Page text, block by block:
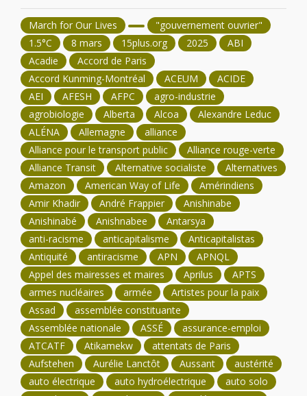
March for Our Lives
"gouvernement ouvrier"
1.5°C
8 mars 15plus.org 2025
ABI
Acadie
Accord de Paris
Accord Kunming-Montréal
ACEUM
ACIDE
AEI
AFESH AFPC
agro-industrie
agrobiologie
Alberta Alcoa
Alexandre Leduc
ALÉNA
Allemagne
alliance
Alliance pour le transport public
Alliance rouge-verte
Alliance Transit
Alternative socialiste
Alternatives
Amazon
American Way of Life
Amérindiens
Amir Khadir
André Frappier
Anishinabe
Anishinabé
Anishnabee
Antarsya
anti-racisme
anticapitalisme
Anticapitalistas
Antiquité
antiracisme APN
APNQL
Appel des mairesses et maires
Aprilus
APTS
armes nucléaires
armée
Artistes pour la paix
Assad
assemblée constituante
Assemblée nationale
ASSÉ
assurance-emploi
ATCATF
Atikamekw
attentats de Paris
Aufstehen
Aurélie Lanctôt Aussant
austérité
auto électrique
auto hydroélectrique
auto solo